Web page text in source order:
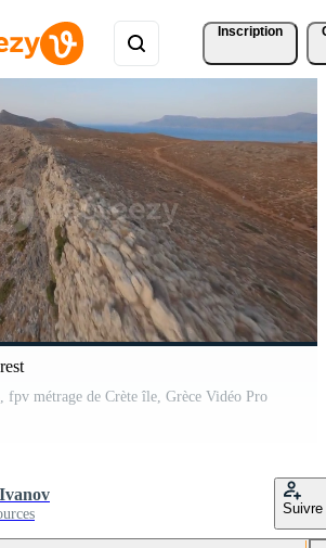
Inscription
fpv métrage de Crète île, Grèce Vidéo Pro
Suivre